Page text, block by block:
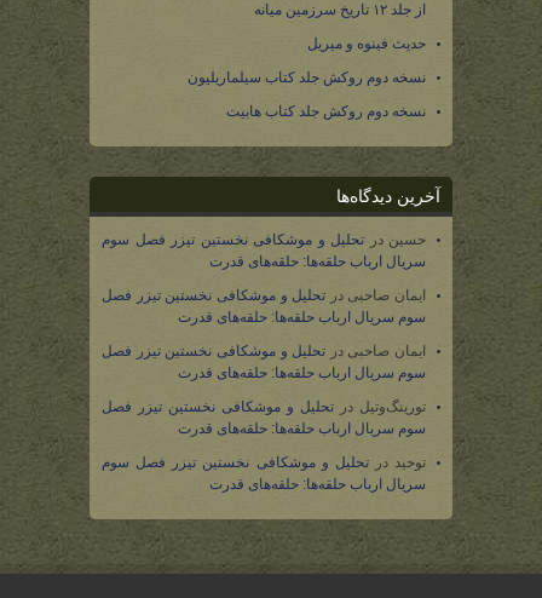
از جلد ۱۲ تاریخ سرزمین میانه
حدیث فینوه و میریل
نسخه دوم روکش جلد کتاب سیلماریلیون
نسخه دوم روکش جلد کتاب هابیت
آخرین دیدگاه‌ها
حسین در تحلیل و موشکافی نخستین تیزر فصل سوم
سریال ارباب حلقه‌ها: حلقه‌های قدرت
ایمان صاحبی در تحلیل و موشکافی نخستین تیزر فصل
سوم سریال ارباب حلقه‌ها: حلقه‌های قدرت
ایمان صاحبی در تحلیل و موشکافی نخستین تیزر فصل
سوم سریال ارباب حلقه‌ها: حلقه‌های قدرت
تورینگ‌وتیل در تحلیل و موشکافی نخستین تیزر فصل
سوم سریال ارباب حلقه‌ها: حلقه‌های قدرت
توحید درتحلیل و موشکافی نخستین تیزر فصل سوم
سریال ارباب حلقه‌ها: حلقه‌های قدرت